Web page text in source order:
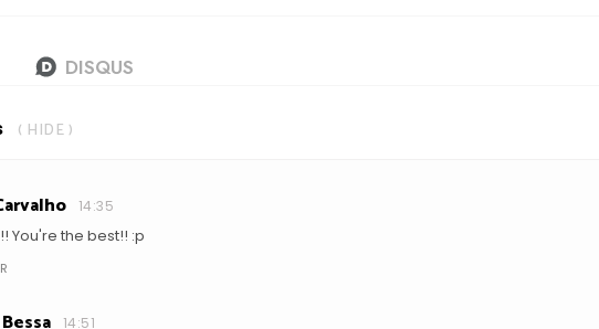
( HIDE )
14:35
You're the best!! :p
14:51